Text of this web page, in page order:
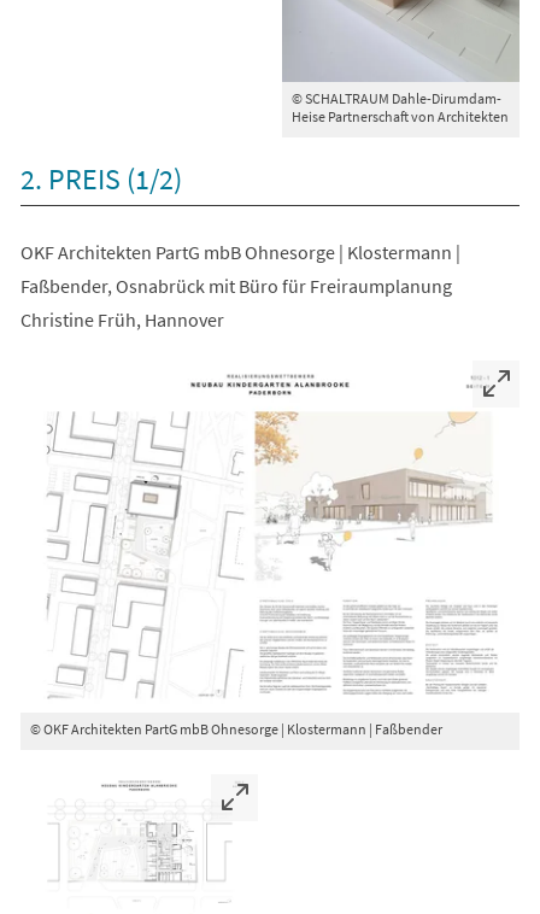
© SCHALTRAUM Dahle-Dirumdam-
Heise Partnerschaft von Architekten
2. PREIS (1/2)
OKF Architekten PartG mbB Ohnesorge | Klostermann |
Faßbender, Osnabrück mit Büro für Freiraumplanung
Christine Früh, Hannover
© OKF Architekten PartG mbB Ohnesorge | Klostermann | Faßbender